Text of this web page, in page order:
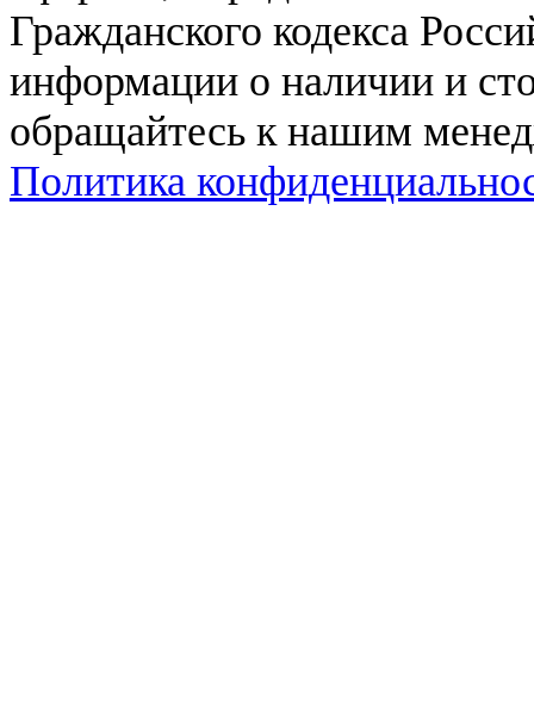
Гражданского кодекса
информации о наличии и
обращайтесь к нашим
Политика